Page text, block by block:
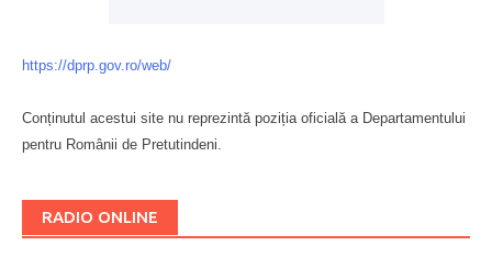
https://dprp.gov.ro/web/
Conținutul acestui site nu reprezintă poziția oficială a Departamentului
pentru Românii de Pretutindeni.
RADIO ONLINE